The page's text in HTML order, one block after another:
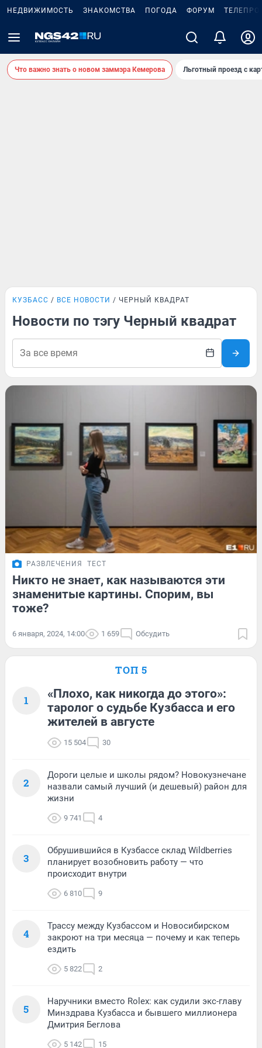
НЕДВИЖИМОСТЬ ЗНАКОМСТВА ПОГОДА ФОРУМ
Что важно знать о новом заммэра Кемерова Льготный проезд с
КУЗБАСС ВСЕ НОВОСТИ ЧЕРНЫЙ КВАДРАТ
Новости по тэгу Черный квадрат
РАЗВЛЕЧЕНИЯ ТЕСТ
Никто не знает, как называются эти
знаменитые картины. Спорим, вы
тоже?
6 января, 2024, 14:00 1 659 Обсудить
ТОП 5
1
«Плохо, как никогда до этого»:
таролог о судьбе Кузбасса и его
жителей в августе
15 504 30
2
Дороги целые и школы рядом? Новокузнечане
назвали самый лучший (и дешевый) район для
жизни
9 741 4
3
Обрушившийся в Кузбассе склад Wildberries
планирует возобновить работу — что
происходит внутри
6 810 9
4
Трассу между Кузбассом и Новосибирском
закроют на три месяца — почему и как теперь
ездить
5 822 2
5
Наручники вместо Rolex: как судили экс-главу
Минздрава Кузбасса и бывшего миллионера
Дмитрия Беглова
5 142 15